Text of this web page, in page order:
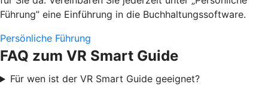
Führung” eine Einführung in die Buchhaltungssoftware.
Persönliche Führung
FAQ zum VR Smart Guide
Für wen ist der VR Smart Guide geeignet?